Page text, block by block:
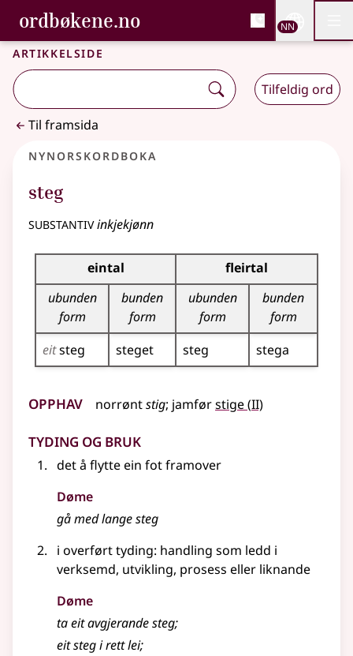
Gå til hovudinnhald
Tilgjenge
ordbøkene.no, Bokmålsordboka og
Bokmålsordboka og Nynorskordboka
NN
Artikkelside
Tilfeldig ord
Til framsida
Nynorskordboka
steg
substantivinkjekjønn
Bøyningstabell for dette substantivet
eintal
fleirtal
ubunden
form
bunden
form
ubunden
form
bunden
form
eitsteg steget steg stega
Opphav norrøntstig; jamførstige(2
II)
Tyding og bruk
det å flytte ein fot framover
Døme
gå med lange steg
i overført tyding: handling som ledd i
verksemd, utvikling, prosess eller liknande
Døme
ta eit avgjerande steg;
eit steg i rett lei;